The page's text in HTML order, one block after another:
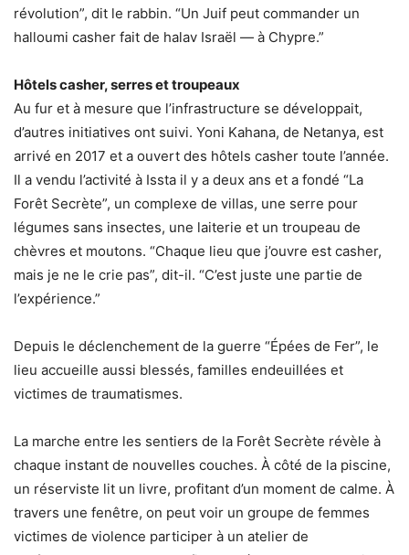
révolution”, dit le rabbin. “Un Juif peut commander un
halloumi casher fait de halav Israël — à Chypre.”
Hôtels casher, serres et troupeaux
Au fur et à mesure que l’infrastructure se développait,
d’autres initiatives ont suivi. Yoni Kahana, de Netanya, est
arrivé en 2017 et a ouvert des hôtels casher toute l’année.
Il a vendu l’activité à Issta il y a deux ans et a fondé “La
Forêt Secrète”, un complexe de villas, une serre pour
légumes sans insectes, une laiterie et un troupeau de
chèvres et moutons. “Chaque lieu que j’ouvre est casher,
mais je ne le crie pas”, dit-il. “C’est juste une partie de
l’expérience.”
Depuis le déclenchement de la guerre “Épées de Fer”, le
lieu accueille aussi blessés, familles endeuillées et
victimes de traumatismes.
La marche entre les sentiers de la Forêt Secrète révèle à
chaque instant de nouvelles couches. À côté de la piscine,
un réserviste lit un livre, profitant d’un moment de calme. À
travers une fenêtre, on peut voir un groupe de femmes
victimes de violence participer à un atelier de